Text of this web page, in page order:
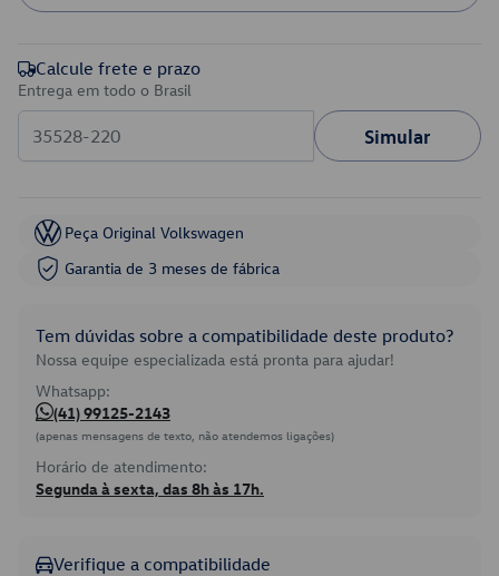
Calcule frete e prazo
Entrega em todo o Brasil
Simular
Peça Original Volkswagen
Garantia de 3 meses de fábrica
Tem dúvidas sobre a compatibilidade deste produto?
Nossa equipe especializada está pronta para ajudar!
Whatsapp:
(41) 99125-2143
(apenas mensagens de texto, não atendemos ligações)
Horário de atendimento:
Segunda à sexta, das 8h às 17h.
Verifique a compatibilidade